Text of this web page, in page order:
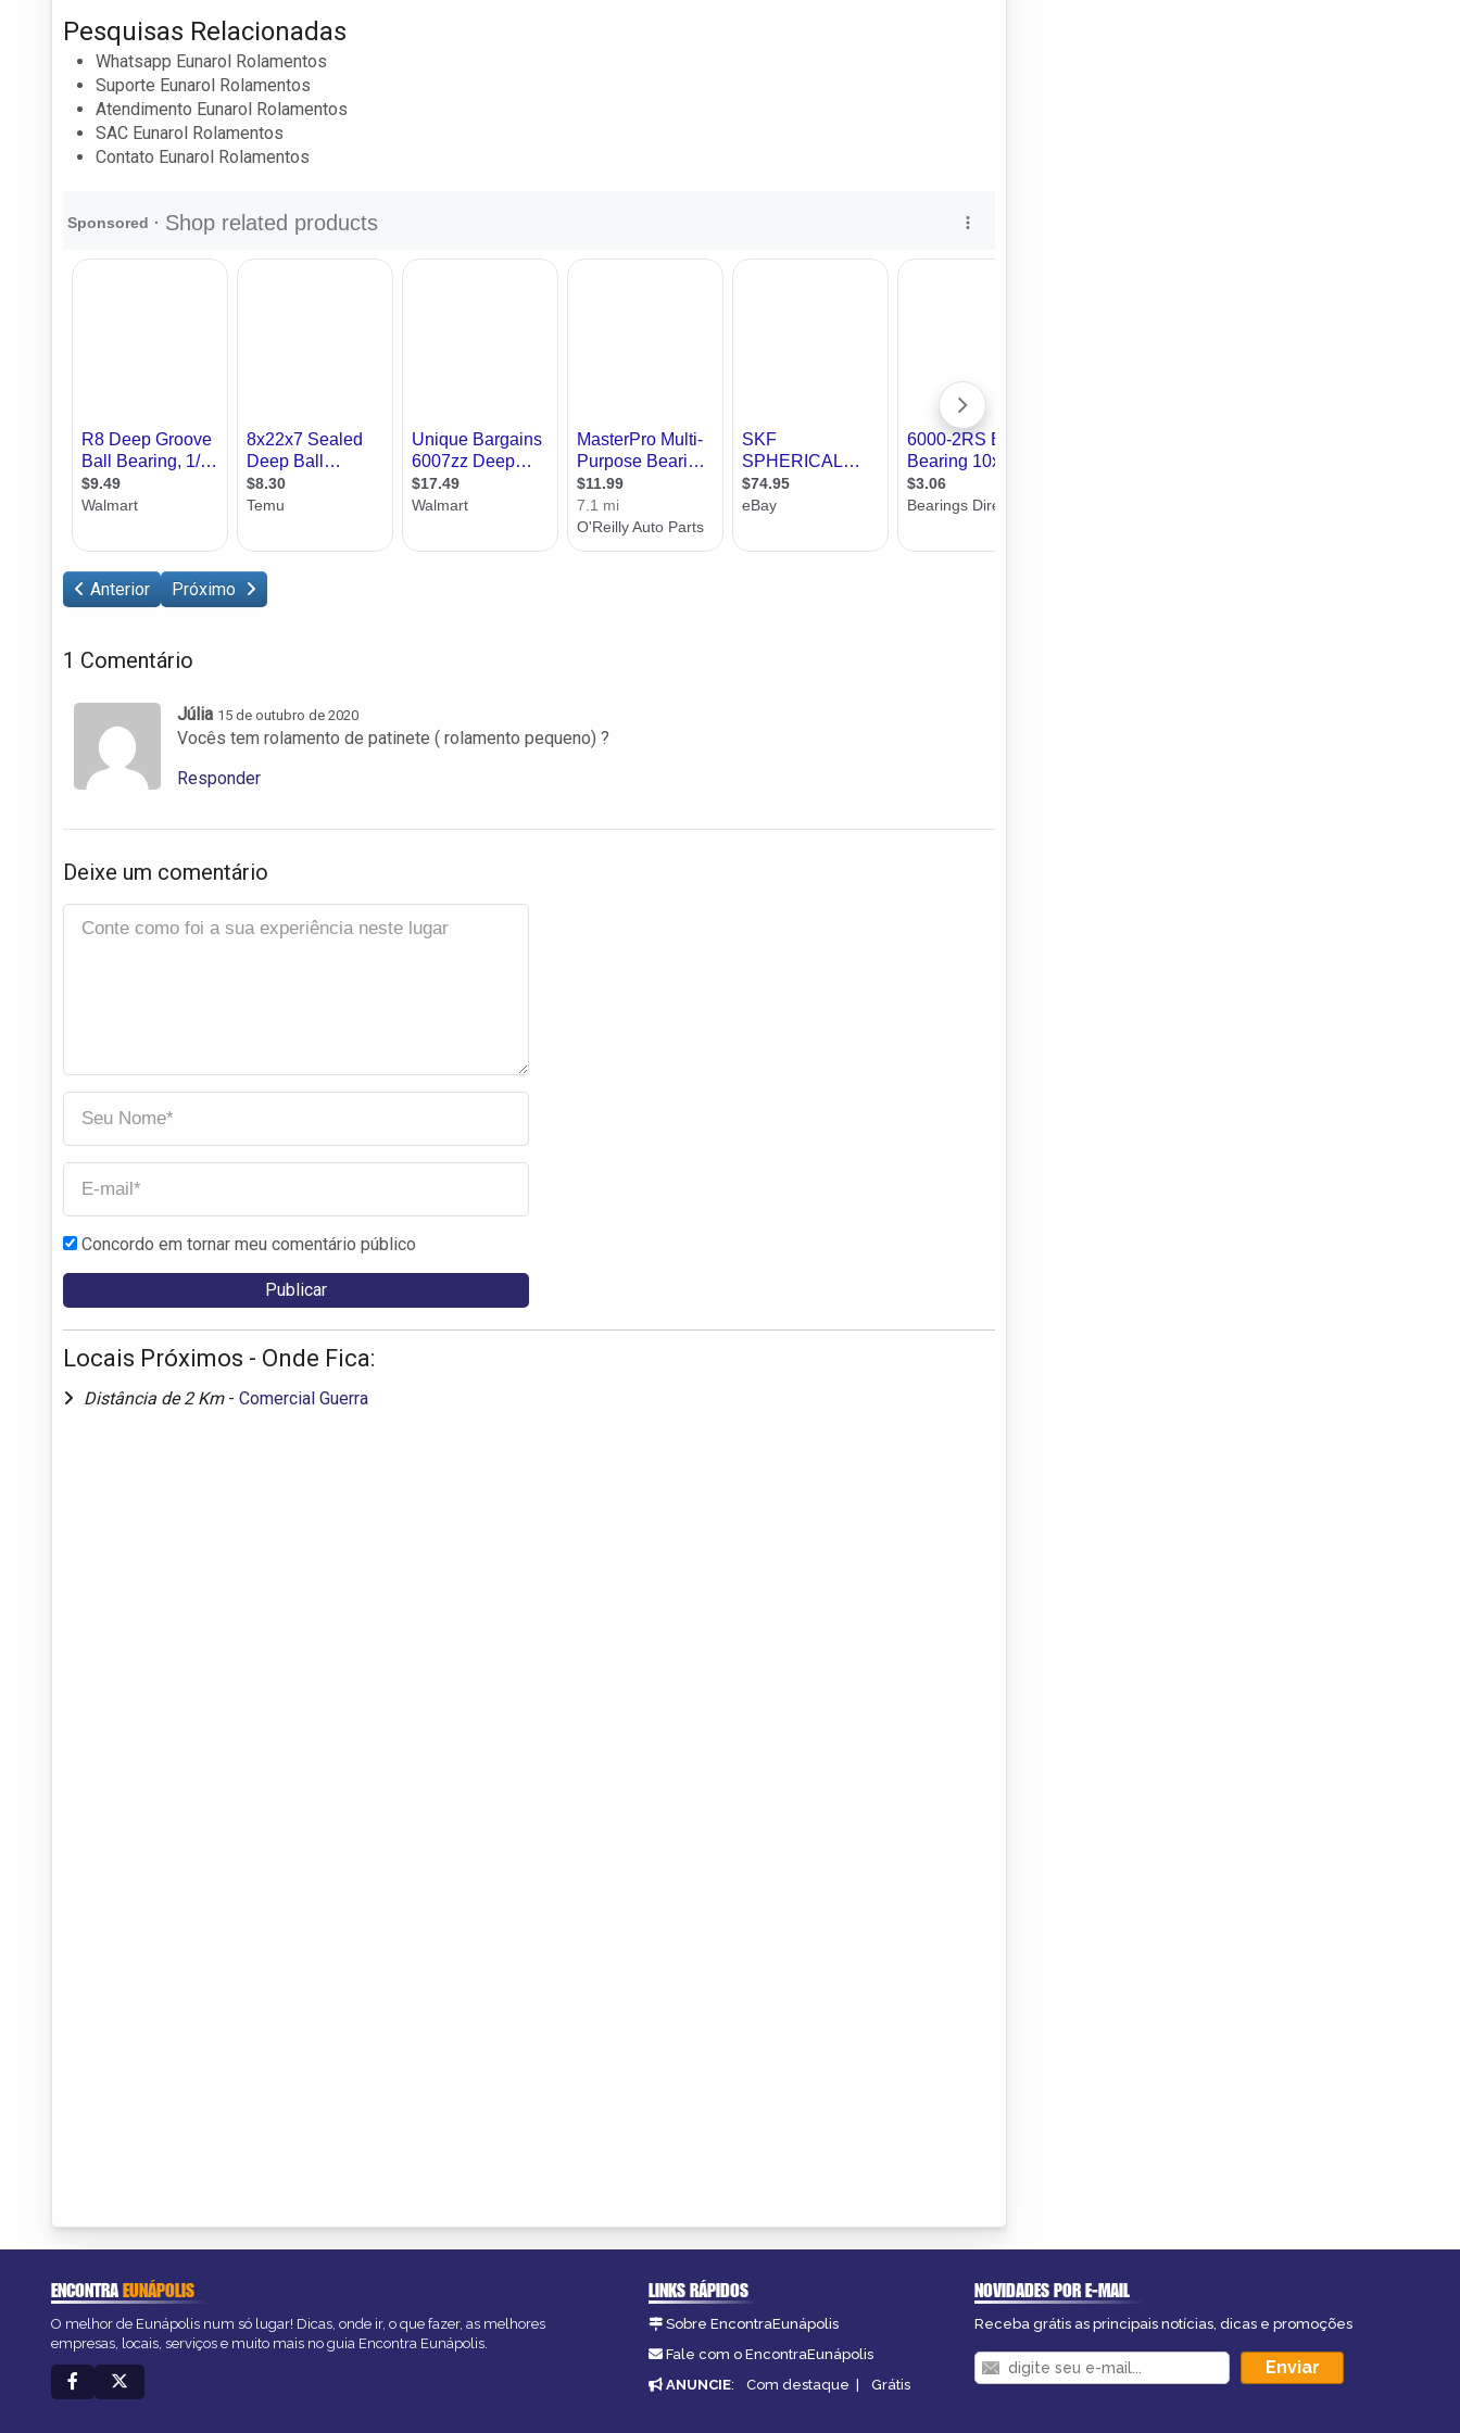
Pesquisas Relacionadas
Whatsapp Eunarol Rolamentos
Suporte Eunarol Rolamentos
Atendimento Eunarol Rolamentos
SAC Eunarol Rolamentos
Contato Eunarol Rolamentos
Anterior Próximo
1 Comentário
Júlia 15 de outubro de 2020
Vocês tem rolamento de patinete ( rolamento pequeno) ?
Responder
Deixe um comentário
Concordo em tornar meu comentário público
Locais Próximos - Onde Fica:
Distância de 2 Km - Comercial Guerra
ENCONTRAEUNÁPOLIS
O melhor de Eunápolis num só lugar! Dicas, onde ir, o que fazer, as melhores
empresas, locais, serviços e muito mais no guia Encontra Eunápolis.
LINKS RÁPIDOS
Sobre EncontraEunápolis
Fale com o EncontraEunápolis
ANUNCIE: Com destaque | Grátis
NOVIDADES POR E-MAIL
Receba grátis as principais notícias, dicas e promoções